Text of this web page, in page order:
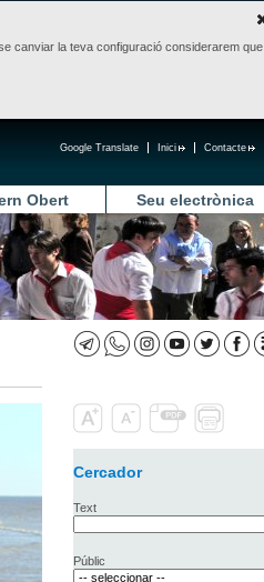
canviar la teva configuració considerarem que
Contacte
Inici
Google Translate
Obert Seu electrònica
Cercador
Text
Públic